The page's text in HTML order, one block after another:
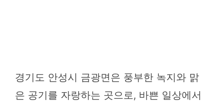
경기도 안성시 금광면은 풍부한 녹지와 맑
은 공기를 자랑하는 곳으로, 바쁜 일상에서